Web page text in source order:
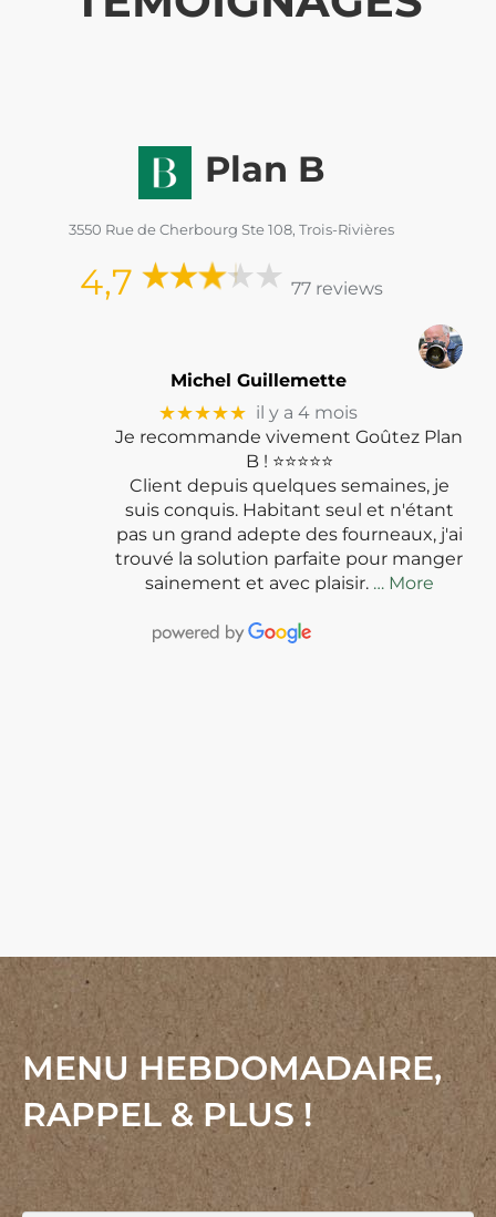
Plan B
3550 Rue de Cherbourg Ste 108, Trois-Rivières
4,7 77 reviews
Michel Guillemette
★★★★★ il y a 4 mois
Je recommande vivement Goûtez Plan
B ! ⭐⭐⭐⭐⭐
Client depuis quelques semaines, je
suis conquis. Habitant seul et n'étant
pas un grand adepte des fourneaux, j'ai
trouvé la solution parfaite pour manger
sainement et avec plaisir. … More
MENU HEBDOMADAIRE,
RAPPEL & PLUS !